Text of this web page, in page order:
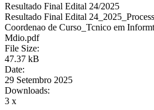
Resultado Final Edital 24/2025
Resultado Final Edital
Coordenao de Curso_Tcnico em
Mdio.pdf
File Size:
47.37 kB
Date:
29 Setembro 2025
Downloads:
3 x